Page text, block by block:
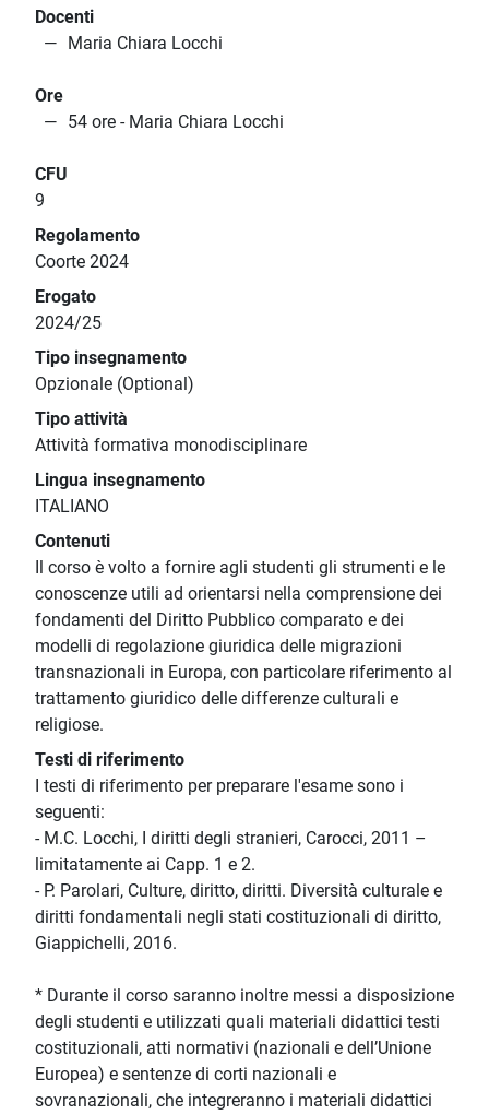
Docenti
Maria Chiara Locchi
Ore
54 ore - Maria Chiara Locchi
CFU
9
Regolamento
Coorte 2024
Erogato
2024/25
Tipo insegnamento
Opzionale (Optional)
Tipo attività
Attività formativa monodisciplinare
Lingua insegnamento
ITALIANO
Contenuti
Il corso è volto a fornire agli studenti gli strumenti e le
conoscenze utili ad orientarsi nella comprensione dei
fondamenti del Diritto Pubblico comparato e dei
modelli di regolazione giuridica delle migrazioni
transnazionali in Europa, con particolare riferimento al
trattamento giuridico delle differenze culturali e
religiose.
Testi di riferimento
I testi di riferimento per preparare l'esame sono i
seguenti:
- M.C. Locchi, I diritti degli stranieri, Carocci, 2011 –
limitatamente ai Capp. 1 e 2.
- P. Parolari, Culture, diritto, diritti. Diversità culturale e
diritti fondamentali negli stati costituzionali di diritto,
Giappichelli, 2016.
* Durante il corso saranno inoltre messi a disposizione
degli studenti e utilizzati quali materiali didattici testi
costituzionali, atti normativi (nazionali e dell’Unione
Europea) e sentenze di corti nazionali e
sovranazionali, che integreranno i materiali didattici